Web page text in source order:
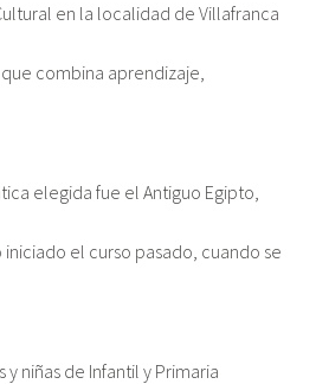
en la localidad de Villafranca
combina aprendizaje,
elegida fue el Antiguo Egipto,
el curso pasado, cuando se
y niñas de Infantil y Primaria